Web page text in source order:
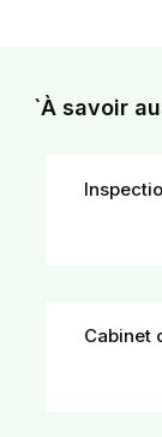
`À savoir
Cabinet